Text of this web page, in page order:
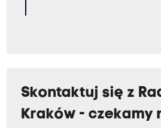
Skontaktuj się z
Kraków - czekamy